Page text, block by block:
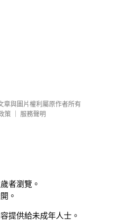
章與圖片權利屬原作者所有
策
服務聲明
者瀏覽。
。
提供給未成年人士。